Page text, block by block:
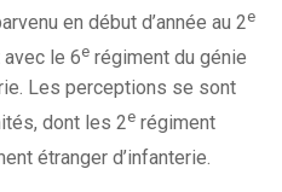
en début d’année au 2e
avec le 6e régiment du génie
Les perceptions se sont
dont les 2e régiment
étranger d’infanterie.